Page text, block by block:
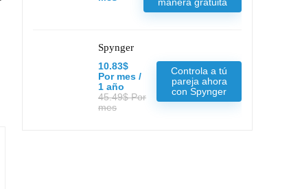
Spynger
10.83$
Por mes /
1 año
45.49$ Por
mes
Controla a tú
pareja ahora
con Spynger